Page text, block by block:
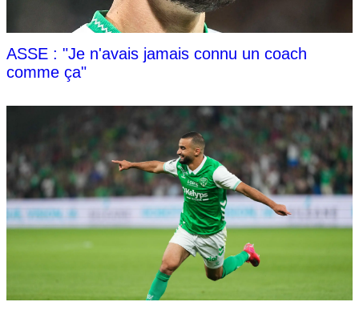
ASSE : "Je n'avais jamais connu un coach
comme ça"